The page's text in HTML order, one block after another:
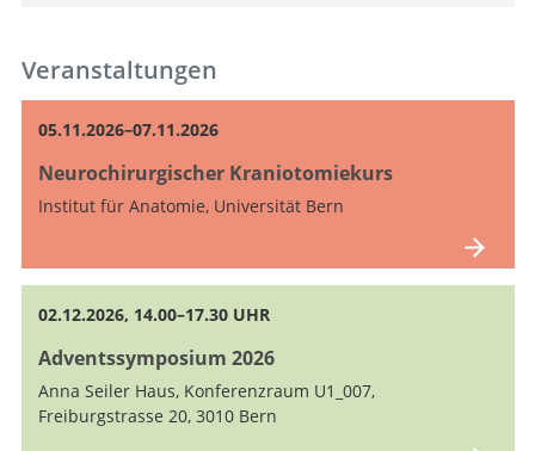
Veranstaltungen
05.11.2026–07.11.2026
Neurochirurgischer Kraniotomiekurs
Institut für Anatomie, Universität Bern
02.12.2026, 14.00–17.30 UHR
Adventssymposium 2026
Anna Seiler Haus, Konferenzraum U1_007,
Freiburgstrasse 20, 3010 Bern